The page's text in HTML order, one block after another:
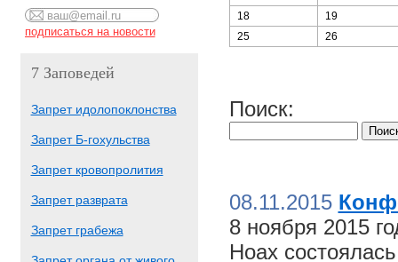
7 Заповедей
Запрет идолопоклонства
Запрет Б-гохульства
Запрет кровопролития
Запрет разврата
Запрет грабежа
18
19
25
26
Поиск:
08.11.2015
8 ноября 2015
Ноах